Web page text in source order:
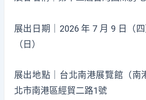
展出日期｜2026 年 7 月 9 日（
（日）
展出地點｜台北南港展覽館（南
北市南港區經貿二路1號